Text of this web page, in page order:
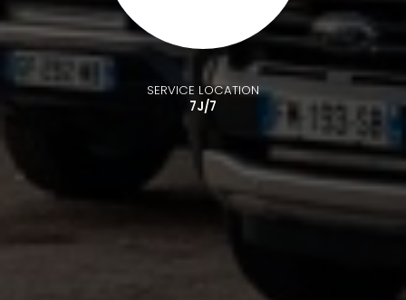
SERVICE LOCATION
7J/7